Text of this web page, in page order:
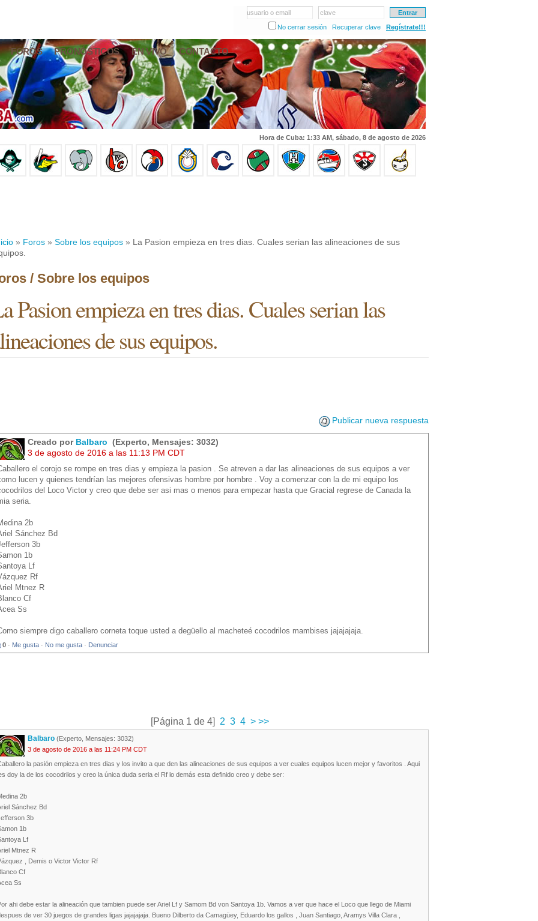
usuario o email
clave
No cerrar sesión
Recuperar clave Regístrate!!!
FOROS PRONÓSTICOS EN VIVO CONTACTO
Hora de Cuba: 1:33 AM, sábado, 8 de agosto de 2026
» Foros » Sobre los equipos » La Pasion empieza en tres dias. Cuales serian las alineaciones de sus
/ Sobre los equipos
Pasion empieza en tres dias. Cuales serian las
de sus equipos.
Publicar nueva respuesta
Creado por Balbaro (Experto, Mensajes: 3032)
3 de agosto de 2016 a las 11:13 PM CDT
el corojo se rompe en tres dias y empieza la pasion . Se atreven a dar las alineaciones de sus equipos a ver
lucen y quienes tendrían las mejores ofensivas hombre por hombre . Voy a comenzar con la de mi equipo los
del Loco Victor y creo que debe ser asi mas o menos para empezar hasta que Gracial regrese de Canada la
seria.
2b
Sánchez Bd
3b
1b
Lf
Rf
Mtnez R
Cf
Ss
siempre digo caballero corneta toque usted a degüello al macheteé cocodrilos mambises jajajajaja.
0 · Me gusta · No me gusta · Denunciar
[Página 1 de 4] 2 3 4 >>>
Balbaro (Experto, Mensajes: 3032)
3 de agosto de 2016 a las 11:24 PM CDT
la pasión empieza en tres dias y los invito a que den las alineaciones de sus equipos a ver cuales equipos lucen mejor y favoritos . Aqui
doy la de los cocodrilos y creo la única duda seria el Rf lo demás esta definido creo y debe ser:
2b
Sánchez Bd
3b
1b
Lf
Mtnez R
, Demis o Victor Victor Rf
Cf
Ss
ahi debe estar la alineación que tambien puede ser Ariel Lf y Samom Bd von Santoya 1b. Vamos a ver que hace el Loco que llego de Miami
de ver 30 juegos de grandes ligas jajajajaja. Bueno Dilberto da Camagüey, Eduardo los gallos , Juan Santiago, Aramys Villa Clara ,